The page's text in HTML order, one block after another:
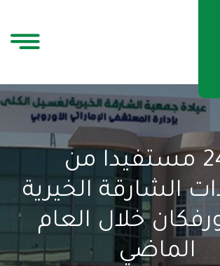
2478 مستفيدا من
الشارقة الخيرية
خلال العام
الماضي